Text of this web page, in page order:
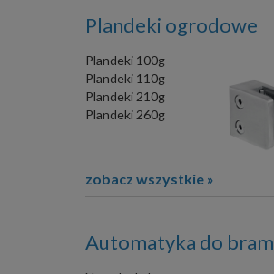
Plandeki ogrodowe
Plandeki 100g
Plandeki 110g
Plandeki 210g
Plandeki 260g
zobacz wszystkie »
Automatyka do bram